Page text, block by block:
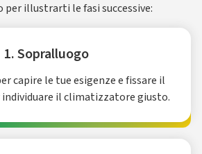
per illustrarti le fasi successive:
1. Sopralluogo
capire le tue esigenze e fissare il
il climatizzatore giusto.